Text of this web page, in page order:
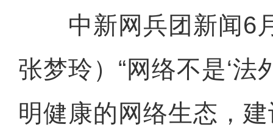
中新网兵团新闻6
张梦玲）“网络不是‘法
明健康的网络生态，